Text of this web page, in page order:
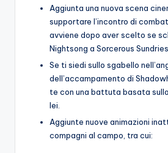
Aggiunta una nuova scena
supportare l’incontro di
avviene dopo aver scelto se
Nightsong a Sorcerous Sundries
Se ti siedi sullo sgabello
dell’accampamento di
te con una battuta basata
lei.
Aggiunte nuove animazioni
compagni al campo, tra cui: